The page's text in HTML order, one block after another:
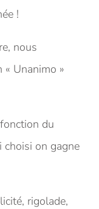
!
nous
« Unanimo »
du
choisi on gagne
rigolade,